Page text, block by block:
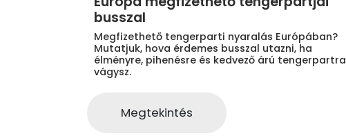
busszal
Megfizethető tengerparti nyaralás Európában?
Mutatjuk, hova érdemes busszal utazni, ha
élményre, pihenésre és kedvező árú tengerpartra
vágysz.
Megtekintés